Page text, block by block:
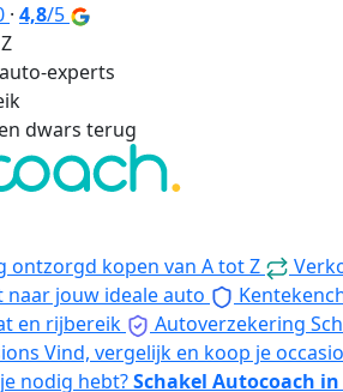
· 4,8/5
experts
dwars terug
ontzorgd kopen van A tot Z
naar jouw ideale auto
en rijbereik Autoverzekering
Vind, vergelijk en koop je
nodig hebt?Schakel Autocoach in